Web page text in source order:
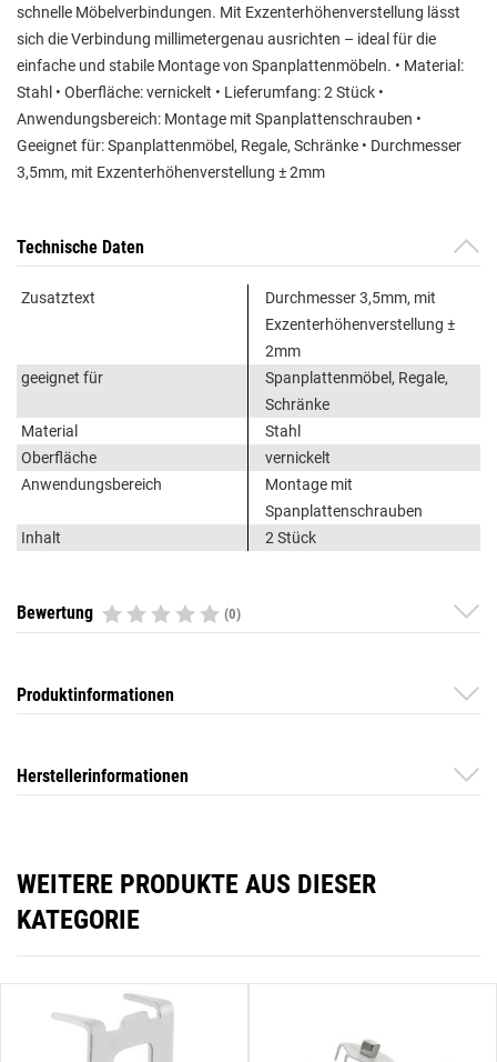
schnelle Möbelverbindungen. Mit Exzenterhöhenverstellung lässt
sich die Verbindung millimetergenau ausrichten – ideal für die
einfache und stabile Montage von Spanplattenmöbeln. • Material:
Stahl • Oberfläche: vernickelt • Lieferumfang: 2 Stück •
Anwendungsbereich: Montage mit Spanplattenschrauben •
Geeignet für: Spanplattenmöbel, Regale, Schränke • Durchmesser
3,5mm, mit Exzenterhöhenverstellung ± 2mm
Technische Daten
Zusatztext
Durchmesser 3,5mm, mit
Exzenterhöhenverstellung ±
2mm
geeignet für
Spanplattenmöbel, Regale,
Schränke
Material
Stahl
Oberfläche
vernickelt
Anwendungsbereich
Montage mit
Spanplattenschrauben
Inhalt
2 Stück
Bewertung (0)
Produktinformationen
Herstellerinformationen
WEITERE PRODUKTE AUS DIESER
KATEGORIE